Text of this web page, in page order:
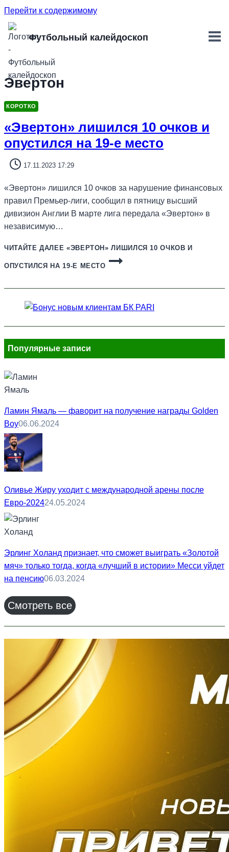
Перейти к содержимому
Футбольный калейдоскоп
Эвертон
КОРОТКО
«Эвертон» лишился 10 очков и
опустился на 19-е место
17.11.2023 17:29
«Эвертон» лишился 10 очков за нарушение финансовых
правил Премьер-лиги, сообщил в пятницу высший
дивизион Англии В марте лига передала «Эвертон» в
независимую…
ЧИТАЙТЕ ДАЛЕЕ «ЭВЕРТОН» ЛИШИЛСЯ 10 ОЧКОВ И
ОПУСТИЛСЯ НА 19-Е МЕСТО
Популярные записи
Ламин Ямаль — фаворит на получение награды Golden
Boy06.06.2024
Оливье Жиру уходит с международной арены после
Евро-202424.05.2024
Эрлинг Холанд признает, что сможет выиграть «Золотой
мяч» только тогда, когда «лучший в истории» Месси уйдет
на пенсию06.03.2024
Смотреть все